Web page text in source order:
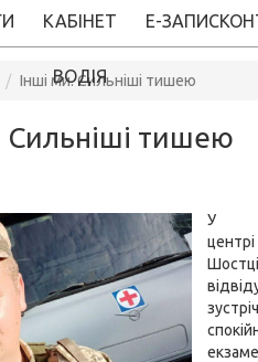
КАБІНЕТ
ВОДІЯ
Е-ЗАПИС
Інші ми. Сильніші тишею
Сильніші тишею
У
Шостці